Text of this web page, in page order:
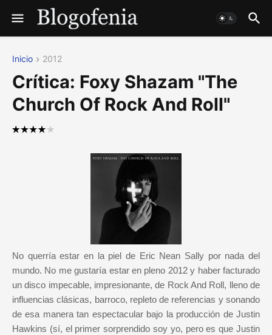
Inicio 2012
Crítica: Foxy Shazam "The
Church Of Rock And Roll"
No querría estar en la piel de Eric Nean Sally por nada del
mundo. No me gustaría estar en pleno 2012 y haber facturado
un disco impecable, impresionante, de Rock And Roll, lleno de
influencias clásicas, barroco, repleto de referencias y sonando
de esa manera tan espectacular bajo la producción de Justin
Hawkins (sí, el primer sorprendido soy yo, pero es que Justin